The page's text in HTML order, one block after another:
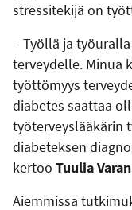
stressitekijä on
– Työllä ja
terveydelle. Minua
työttömyys
diabetes saattaa
työterveyslääkärin
diabeteksen
kertoo Tuulia
Aiemmissa